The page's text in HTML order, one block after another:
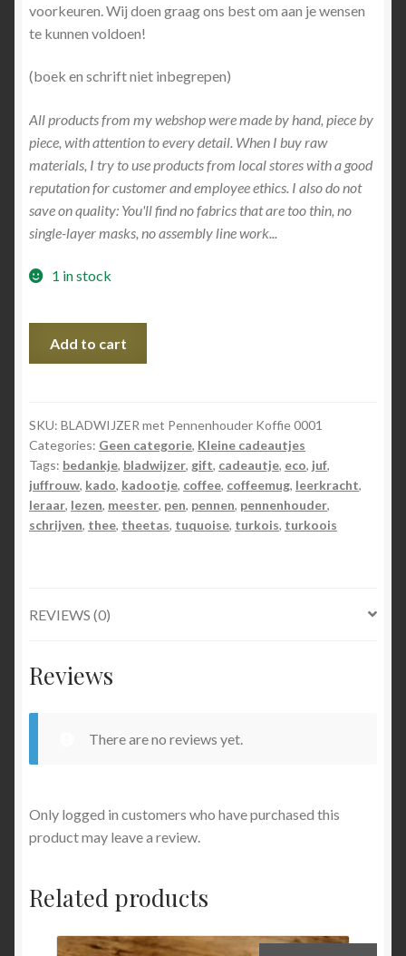
voorkeuren. Wij doen graag ons best om aan je wensen
te kunnen voldoen!
(boek en schrift niet inbegrepen)
All products from my webshop were made by hand, piece by
piece, with attention to every detail. When I buy raw
materials, I try to use products from local stores with a good
reputation for customer and employee ethics. I also do not
save on quality: You'll find no fabrics that are too thin, no
single-layer masks, no assembly line work...
1 in stock
quantity
Add to cart
SKU: BLADWIJZER met Pennenhouder Koffie 0001
Categories: Geen categorie, Kleine cadeautjes
Tags: bedankje, bladwijzer, gift, cadeautje, eco, juf,
juffrouw, kado, kadootje, coffee, coffeemug, leerkracht,
leraar, lezen, meester, pen, pennen, pennenhouder,
schrijven, thee, theetas, tuquoise, turkois, turkoois
REVIEWS (0)
Reviews
There are no reviews yet.
Only logged in customers who have purchased this
product may leave a review.
Related products